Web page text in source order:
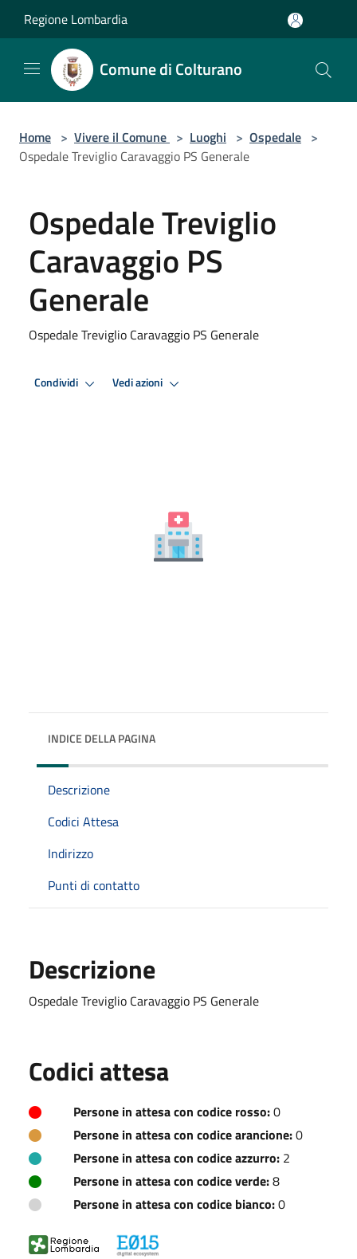
Regione Lombardia
Comune di Colturano
Home > Vivere il Comune > Luoghi > Ospedale >
Ospedale Treviglio Caravaggio PS Generale
Ospedale Treviglio
Caravaggio PS
Generale
Ospedale Treviglio Caravaggio PS Generale
Condividi Vedi azioni
INDICE DELLA PAGINA
Descrizione
Codici Attesa
Indirizzo
Punti di contatto
Descrizione
Ospedale Treviglio Caravaggio PS Generale
Codici attesa
Persone in attesa con codice rosso:0
Persone in attesa con codice arancione:0
Persone in attesa con codice azzurro: 2
Persone in attesa con codice verde:8
Persone in attesa con codice bianco:0